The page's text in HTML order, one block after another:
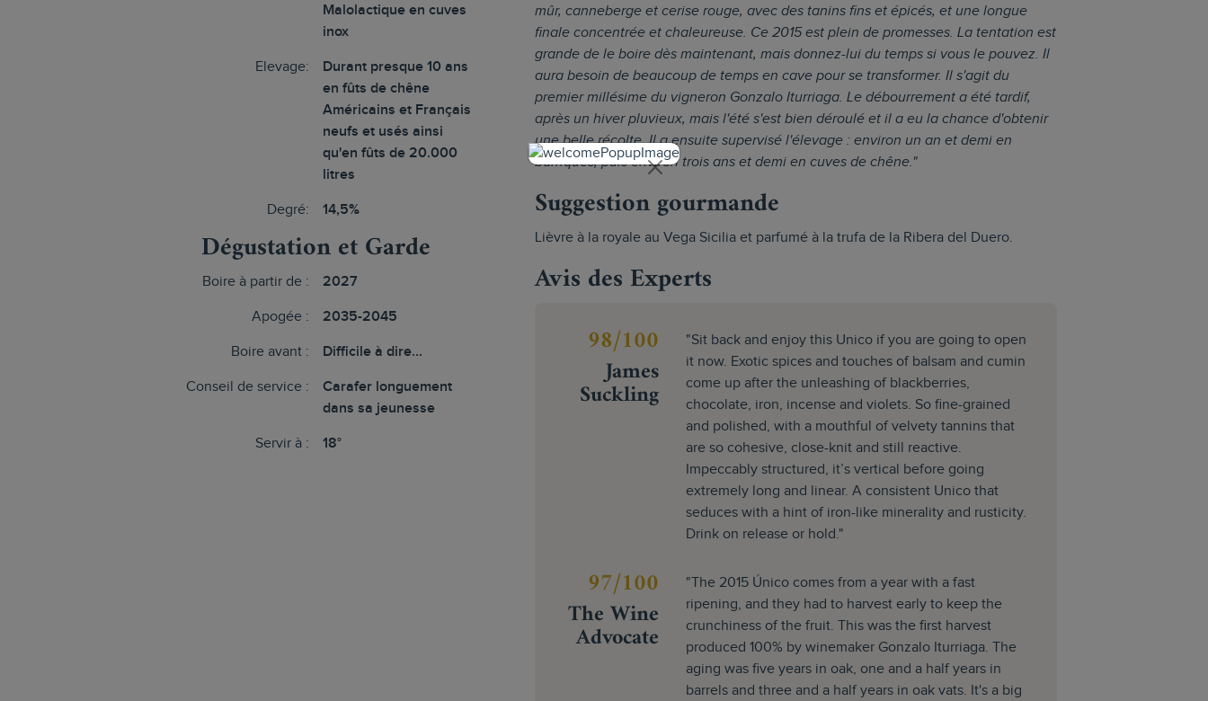
Malolactique en cuves
inox
Elevage:
Durant presque 10 ans
en fûts de chêne
Américains et Français
neufs et usés ainsi
qu'en fûts de 20.000
litres
Degré: 14,5%
Dégustation et Garde
Boire à partir de : 2027
Apogée : 2035-2045
Boire avant : Difficile à dire...
Conseil de service :
Carafer longuement
dans sa jeunesse
Servir à : 18°
mûr, canneberge et cerise rouge, avec des tanins fins et épicés, et une longue
finale concentrée et chaleureuse. Ce 2015 est plein de promesses. La tentation est
grande de le boire dès maintenant, mais donnez-lui du temps si vous le pouvez. Il
aura besoin de beaucoup de temps en cave pour se transformer. Il s'agit du
premier millésime du vigneron Gonzalo Iturriaga. Le débourrement a été tardif,
après un hiver pluvieux, mais l'été s'est bien déroulé et il a eu la chance d'obtenir
une belle récolte. Il a ensuite supervisé l'élevage : environ un an et demi en
barriques, puis environ trois ans et demi en cuves de chêne."
Suggestion gourmande
Lièvre à la royale au Vega Sicilia et parfumé à la trufa de la Ribera del Duero.
Avis des Experts
98/100
James
Suckling
"Sit back and enjoy this Unico if you are going to open
it now. Exotic spices and touches of balsam and cumin
come up after the unleashing of blackberries,
chocolate, iron, incense and violets. So fine-grained
and polished, with a mouthful of velvety tannins that
are so cohesive, close-knit and still reactive.
Impeccably structured, it’s vertical before going
extremely long and linear. A consistent Unico that
seduces with a hint of iron-like minerality and rusticity.
Drink on release or hold."
97/100
The Wine
Advocate
"The 2015 Único comes from a year with a fast
ripening, and they had to harvest early to keep the
crunchiness of the fruit. This was the first harvest
produced 100% by winemaker Gonzalo Iturriaga. The
aging was five years in oak, one and a half years in
barrels and three and a half years in oak vats. It's a big